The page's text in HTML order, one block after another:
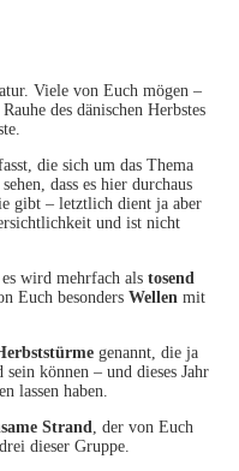
Viele von Euch mögen –
des dänischen Herbstes
die sich um das Thema
dass es hier durchaus
gibt – letztlich dient ja aber
und ist nicht
wird mehrfach als tosend
Euch besonders Wellen mit
genannt, die ja
können – und dieses Jahr
lassen haben.
Strand , der von Euch
dieser Gruppe.